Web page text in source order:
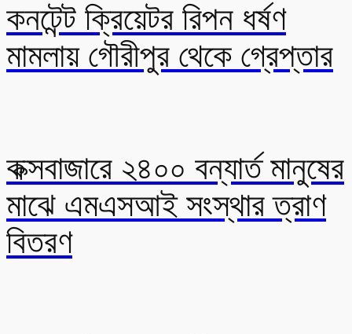
কনটেন্ট ক্রিয়েটর রিপন ধর্ষণ
মামলায় গৌরীপুর থেকে গ্রেপ্তার
কক্সবাজারে ২৪০০ বন্যার্ত মানুষের
মাঝে এমএসআই সংস্থার ত্রাণ
বিতরণ